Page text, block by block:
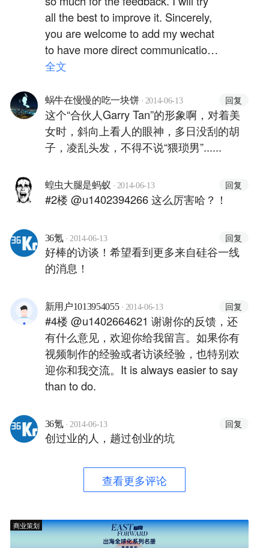
all the best to improve it. Sincerely,
you are welcome to add my wechat
to have more direct communications
with me, and your future input is
at all, you have a grammar mistake
that I can not help pointing it out,
"that pre-installed".
全文
蜗牛在慢慢的吃一块饼 · 2014-06-13 回复
这个“合伙人Garry Tan”的形象啊，对着美
女时，斜向上看人的眼神，多日没刮的胡
子，凌乱头发，不得不说“猥琐男”......
蝗虫大腿是蚂蚁 · 2014-06-13 回复
#2楼 @u1402394266 这么厉害哈？！
36氪 · 2014-06-13 回复
好棒的访谈！希望看到更多来自硅谷一线
的消息！
新用户1013954055 · 2014-06-13 回复
#4楼 @u1402664621 谢谢你的反馈，还
有什么意见，欢迎你给我留言。如果你有
视频制作的经验或者访谈经验，也特别欢
迎你和我交流。It is always easier to say
than to do.
36氪 · 2014-06-13 回复
创过业的人，趟过创业的坑
查看更多评论
商业策划